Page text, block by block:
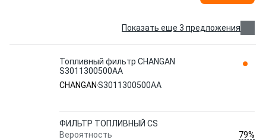
Показать еще 3 предложения
Топливный фильтр CHANGAN
S3011300500AA
CHANGAN S3011300500AA
ФИЛЬТР ТОПЛИВНЫЙ CS
Вероятность
79%